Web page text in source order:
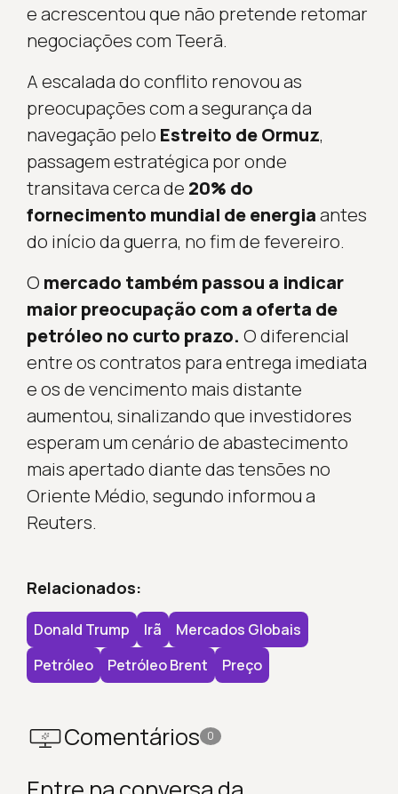
e acrescentou que não pretende retomar
negociações com Teerã.
A escalada do conflito renovou as
preocupações com a segurança da
navegação pelo Estreito de Ormuz,
passagem estratégica por onde
transitava cerca de 20% do
fornecimento mundial de energiaantes
do início da guerra, no fim de fevereiro.
O mercado também passou a indicar
maior preocupação com a oferta de
petróleo no curto prazo. O diferencial
entre os contratos para entrega imediata
e os de vencimento mais distante
aumentou, sinalizando que investidores
esperam um cenário de abastecimento
mais apertado diante das tensões no
Oriente Médio, segundo informou a
Reuters.
Relacionados:
Donald Trump Irã
Mercados Globais
Petróleo
Petróleo Brent Preço
Comentários 0